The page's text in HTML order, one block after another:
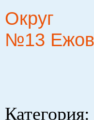
Округ
№13 Ежов
Категория: